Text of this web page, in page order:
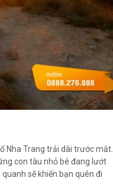
Nha Trang trải dài trước mắt.
con tàu nhỏ bé đang lướt
sẽ khiến bạn quên đi